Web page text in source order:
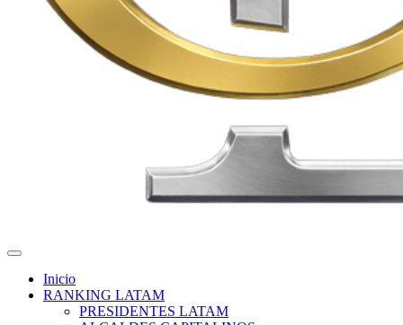
CB Global Data
electorales
Inicio
RANKING LATAM
PRESIDENTES LATAM